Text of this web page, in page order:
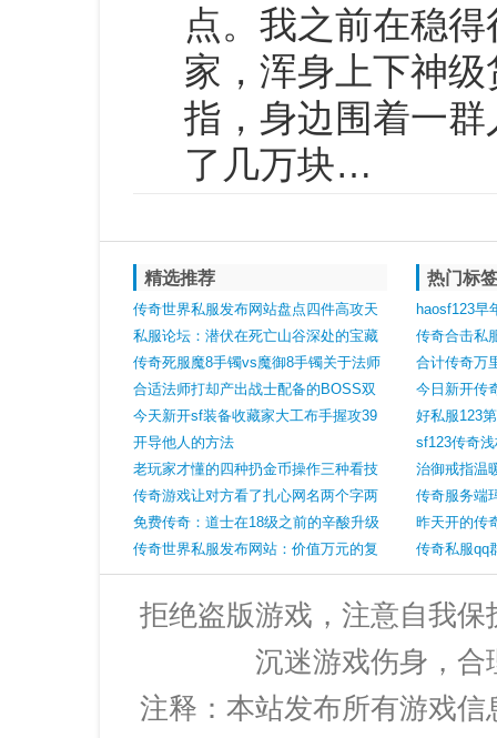
点。我之前在稳
家，浑身上下神
指，身边围着一
了几万块…
精选推荐
传奇世界私服发布网站盘点四件高攻天
魔神甲最后一件拥有166点攻击上限
私服论坛：潜伏在死亡山谷深处的宝藏
级怪物邪恶钳虫
传奇死服魔8手镯vs魔御8手镯关于法师
的两大极限装备
合适法师打却产出战士配备的BOSS双
头血魔
今天新开sf装备收藏家大工布手握攻39
裁决黑铁头盔已绝版
开导他人的方法
老玩家才懂的四种扔金币操作三种看技
巧一种是传言
传奇游戏让对方看了扎心网名两个字两
个字伤心欲绝的网名
免费传奇：道士在18级之前的辛酸升级
方式像战士一样去战斗
传奇世界私服发布网站：价值万元的复
活戒指被盗怒告官服也没有拿回来
热门标
haosf123早
第二把才是
传奇合击私
家表示都不
合计传奇万
今日新开传
恶毒蛇爆率
好私服123
离谱特戒也
sf123传奇
和非官服设
治御戒指温
传奇服务端
风景龙骨
昨天开的传
关于它的一
传奇私服qq
果
拒绝盗版游戏，注意自我
沉迷游戏伤身，合
注释：本站发布所有游戏